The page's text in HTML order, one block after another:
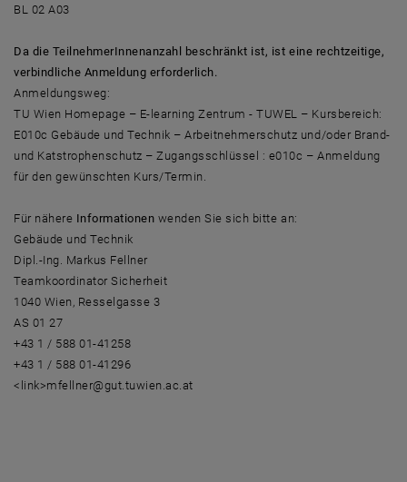
BL 02 A03
Da die TeilnehmerInnenanzahl beschränkt ist, ist eine rechtzeitige,
verbindliche Anmeldung erforderlich.
Anmeldungsweg:
TU Wien Homepage – E-learning Zentrum - TUWEL – Kursbereich:
E010c Gebäude und Technik – Arbeitnehmerschutz und/oder Brand-
und Katstrophenschutz – Zugangsschlüssel : e010c – Anmeldung
für den gewünschten Kurs/Termin.
Für nähere Informationen wenden Sie sich bitte an:
Gebäude und Technik
Dipl.-Ing. Markus Fellner
Teamkoordinator Sicherheit
1040 Wien, Resselgasse 3
AS 01 27
+43 1 / 588 01-41258
+43 1 / 588 01-41296
<link>mfellner@gut.tuwien.ac.at